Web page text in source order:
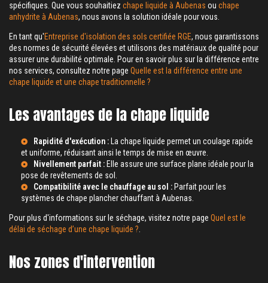
spécifiques. Que vous souhaitiez chape liquide à Aubenas ou chape
anhydrite à Aubenas, nous avons la solution idéale pour vous.
En tant qu'Entreprise d'isolation des sols certifiée RGE, nous garantissons
des normes de sécurité élevées et utilisons des matériaux de qualité pour
assurer une durabilité optimale. Pour en savoir plus sur la différence entre
nos services, consultez notre page Quelle est la différence entre une
chape liquide et une chape traditionnelle ?
Les avantages de la chape liquide
Rapidité d'exécution : La chape liquide permet un coulage rapide
et uniforme, réduisant ainsi le temps de mise en œuvre.
Nivellement parfait : Elle assure une surface plane idéale pour la
pose de revêtements de sol.
Compatibilité avec le chauffage au sol : Parfait pour les
systèmes de chape plancher chauffant à Aubenas
Pour plus d'informations sur le séchage, visitez notre page Quel est le
délai de séchage d’une chape liquide ?
Nos zones d'intervention